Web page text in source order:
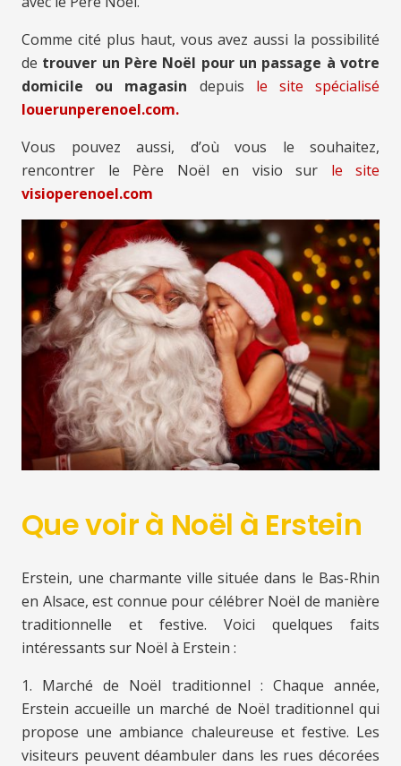
Comme cité plus haut, vous avez aussi la possibilité
de trouver un Père Noël pour un passage à votre
domicile ou magasin depuis le site spécialisé
louerunperenoel.com.
Vous pouvez aussi, d’où vous le souhaitez,
rencontrer le Père Noël en visio sur le site
visioperenoel.com
Que voir à Noël à Erstein
Erstein, une charmante ville située dans le Bas-Rhin
en Alsace, est connue pour célébrer Noël de manière
traditionnelle et festive. Voici quelques faits
intéressants sur Noël à Erstein :
1. Marché de Noël traditionnel : Chaque année,
Erstein accueille un marché de Noël traditionnel qui
propose une ambiance chaleureuse et festive. Les
visiteurs peuvent déambuler dans les rues décorées